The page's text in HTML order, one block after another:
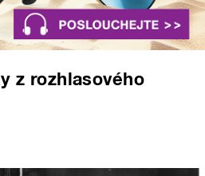
z rozhlasového